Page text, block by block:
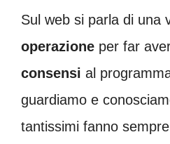
Sul web si parla di una
operazione per far
consensi al
guardiamo e
tantissimi fanno